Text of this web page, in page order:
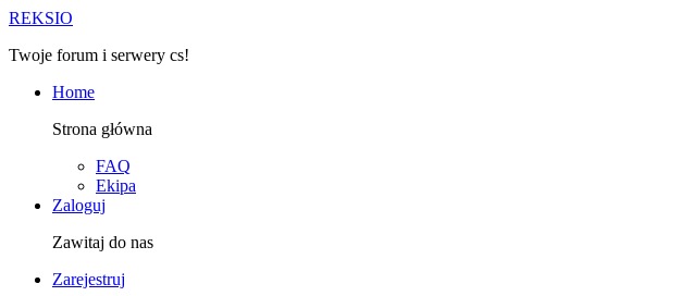
REKSIO
Twoje forum i serwery cs!
Home
Strona główna
FAQ
Ekipa
Zaloguj
Zawitaj do nas
Zarejestruj